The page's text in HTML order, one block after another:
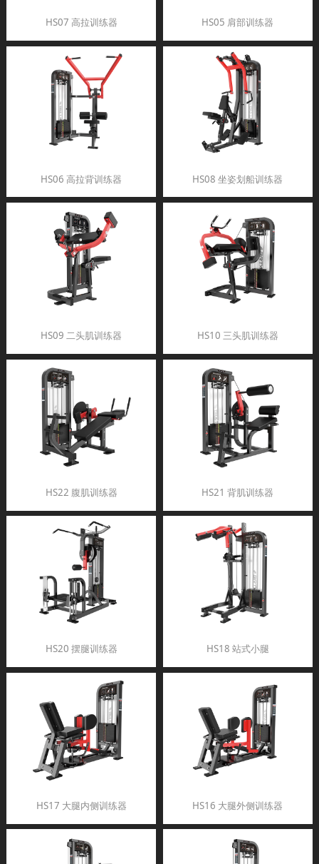
HS07 高拉训练器 HS05 肩部训练器
HS06 高拉背训练器 HS08 坐姿划船训练器
HS09 二头肌训练器 HS10 三头肌训练器
HS22 腹肌训练器 HS21 背肌训练器
HS20 摆腿训练器 HS18 站式小腿
HS17 大腿内侧训练器 HS16 大腿外侧训练器